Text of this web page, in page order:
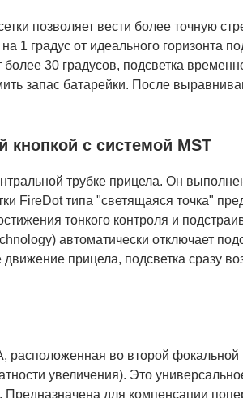
позволяет вести более точную
1 градус от идеального горизонта
30 градусов, подсветка
запас батарейки. После
кнопкой с системой MST
трубке прицела. Он
FireDot типа "светящаяся точка"
тонкого контроля и
автоматически отключает
прицела, подсветка сразу
расположенная во второй фокальной
увеличения). Это
для компенсации